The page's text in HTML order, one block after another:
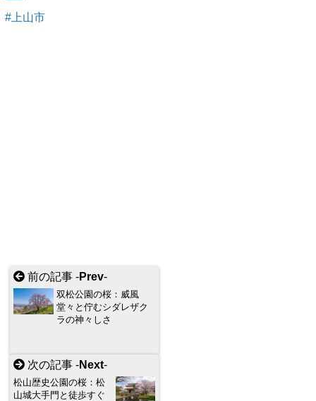
上山市
前の記事 -Prev-
双松公園の桜：威風
堂々と佇むシダレザク
ラの神々しさ
次の記事 -Next-
松山歴史公園の桜：松
山城大手門と徒歩すぐ